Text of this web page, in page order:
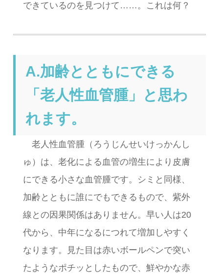
できているのを見つけて……。これは何？
A.加齢とともにできる
「老人性血管腫」と思わ
れます。
老人性血管腫（ろうじんせいけっかんし
ゅ）は、老化による血管の増生により皮膚
にできる小さな血管腫です。シミと同様、
加齢とともに誰にでもできるもので、紫外
線との因果関係はありません。早い人は20
代から、中年になるにつれて増加しやすく
なります。見た目は赤いボールペンで突い
たようなポチッとしたもので、鮮やかな赤